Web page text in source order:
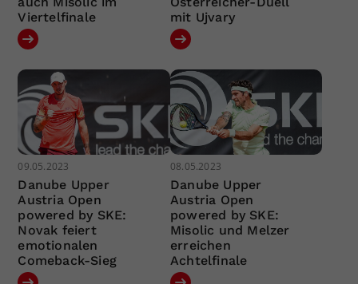
Viertelfinale
mit Ujvary
09.05.2023
Danube Upper
Austria Open
powered by SKE:
Novak feiert
emotionalen
Comeback-Sieg
08.05.2023
Danube Upper
Austria Open
powered by SKE:
Misolic und Melzer
erreichen
Achtelfinale